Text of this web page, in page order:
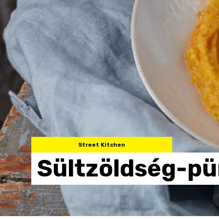
Street Kitchen
Sültzöldség-